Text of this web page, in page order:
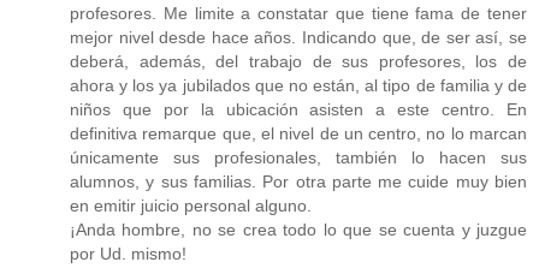
profesores. Me limite a constatar que tiene fama de tener
mejor nivel desde hace años. Indicando que, de ser así, se
deberá, además, del trabajo de sus profesores, los de
ahora y los ya jubilados que no están, al tipo de familia y de
niños que por la ubicación asisten a este centro. En
definitiva remarque que, el nivel de un centro, no lo marcan
únicamente sus profesionales, también lo hacen sus
alumnos, y sus familias. Por otra parte me cuide muy bien
en emitir juicio personal alguno.
¡Anda hombre, no se crea todo lo que se cuenta y juzgue
por Ud. mismo!